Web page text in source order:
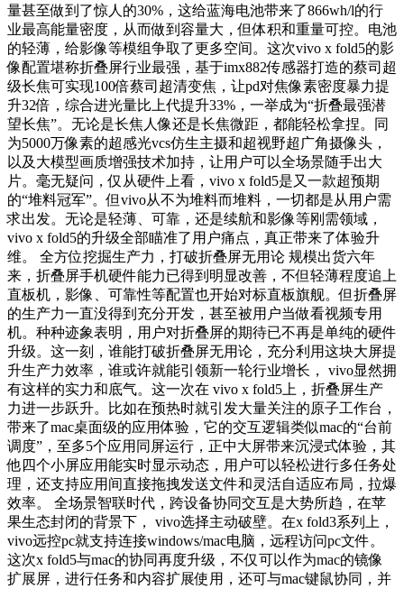
量甚至做到了惊人的30%，这给蓝海电池带来了866wh/l的行
业最高能量密度，从而做到容量大，但体积和重量可控。电池
的轻薄，给影像等模组争取了更多空间。这次vivo x fold5的影
像配置堪称折叠屏行业最强，基于imx882传感器打造的蔡司超
级长焦可实现100倍蔡司超清变焦，让pd对焦像素密度暴力提
升32倍，综合进光量比上代提升33%，一举成为“折叠最强潜
望长焦”。无论是长焦人像还是长焦微距，都能轻松拿捏。同
为5000万像素的超感光vcs仿生主摄和超视野超广角摄像头，
以及大模型画质增强技术加持，让用户可以全场景随手出大
片。毫无疑问，仅从硬件上看，vivo x fold5是又一款超预期
的“堆料冠军”。但vivo从不为堆料而堆料，一切都是从用户需
求出发。无论是轻薄、可靠，还是续航和影像等刚需领域，
vivo x fold5的升级全部瞄准了用户痛点，真正带来了体验升
维。 全方位挖掘生产力，打破折叠屏无用论 规模出货六年
来，折叠屏手机硬件能力已得到明显改善，不但轻薄程度追上
直板机，影像、可靠性等配置也开始对标直板旗舰。但折叠屏
的生产力一直没得到充分开发，甚至被用户当做看视频专用
机。种种迹象表明，用户对折叠屏的期待已不再是单纯的硬件
升级。这一刻，谁能打破折叠屏无用论，充分利用这块大屏提
升生产力效率，谁或许就能引领新一轮行业增长， vivo显然拥
有这样的实力和底气。这一次在 vivo x fold5上，折叠屏生产
力进一步跃升。比如在预热时就引发大量关注的原子工作台，
带来了mac桌面级的应用体验，它的交互逻辑类似mac的“台前
调度”，至多5个应用同屏运行，正中大屏带来沉浸式体验，其
他四个小屏应用能实时显示动态，用户可以轻松进行多任务处
理，还支持应用间直接拖拽发送文件和灵活自适应布局，拉爆
效率。 全场景智联时代，跨设备协同交互是大势所趋，在苹
果生态封闭的背景下， vivo选择主动破壁。在x fold3系列上，
vivo远控pc就支持连接windows/mac电脑，远程访问pc文件。
这次x fold5与mac的协同再度升级，不仅可以作为mac的镜像
扩展屏，进行任务和内容扩展使用，还可与mac键鼠协同，并